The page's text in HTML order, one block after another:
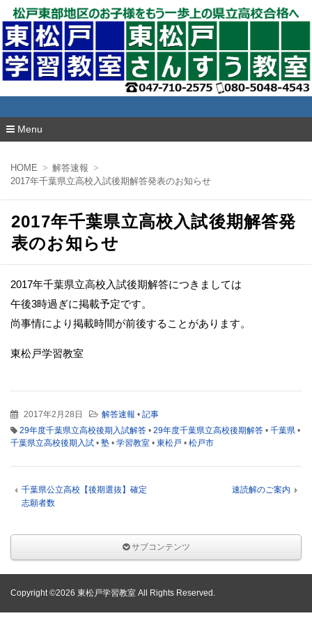
東松戸学習教室
Menu
HOME
解答速報
2017年千葉県立高校入試後期解答発表のお知らせ
2017年千葉県立高校入試後期解答発
表のお知らせ
2017年千葉県立高校入試後期解答につきましては
午後3時過ぎに掲載予定です。
尚事情により掲載時間が前後することがあります。
東松戸学習教室
2017年2月28日 解答速報 • 記事
29年度千葉県立高校後期入試解答 • 29年度千葉県立高校後期解答 • 千葉県 •
千葉県立高校後期入試 • 塾 • 学習教室 • 東松戸 • 松戸市
千葉県公立高校【後期選抜】確定
志願者数
速読解のご案内
サブコンテンツ
Copyright ©2026 東松戸学習教室 All Rights Reserved.